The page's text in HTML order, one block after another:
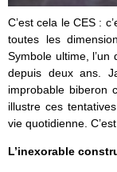
C’est cela le CES :
toutes les
Symbole ultime,
depuis deux ans.
improbable biberon
illustre ces
vie quotidienne.
L’inexorable